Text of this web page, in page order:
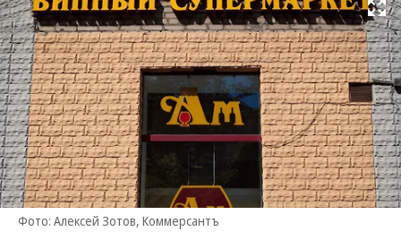
Развернуть
Фото: Алексей Зотов, Коммерсантъ